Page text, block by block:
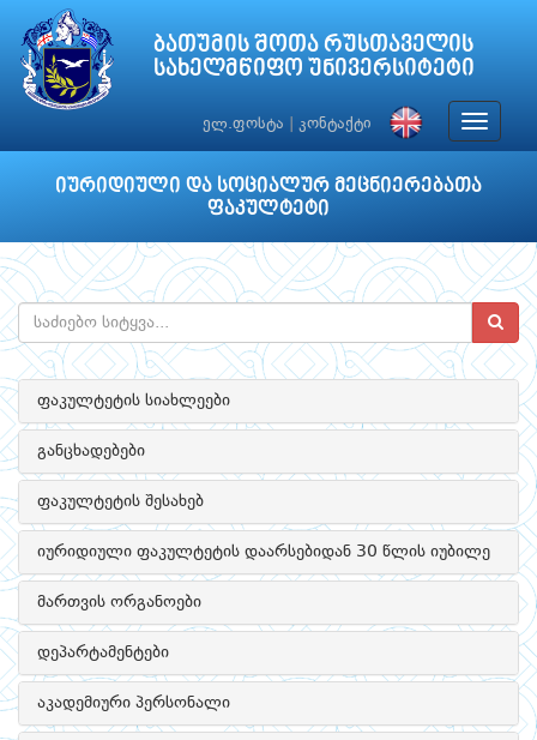
ბათუმის შოთა რუსთაველის
სახელმწიფო უნივერსიტეტი
ელ.ფოსტა კონტაქტი
Toggle
იურიდიული და სოციალურ მეცნიერებათა
ფაკულტეტი
ფაკულტეტის სიახლეები
განცხადებები
ფაკულტეტის შესახებ
იურიდიული ფაკულტეტის დაარსებიდან 30 წლის იუბილე
მართვის ორგანოები
დეპარტამენტები
აკადემიური პერსონალი